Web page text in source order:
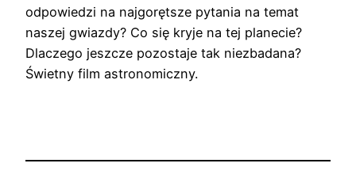
odpowiedzi na najgorętsze pytania na temat
naszej gwiazdy? Co się kryje na tej planecie?
Dlaczego jeszcze pozostaje tak niezbadana?
Świetny film astronomiczny.